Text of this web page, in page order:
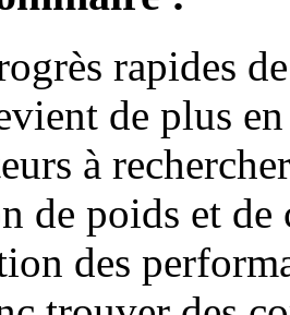
rapides
de plus
à
de poids et
des